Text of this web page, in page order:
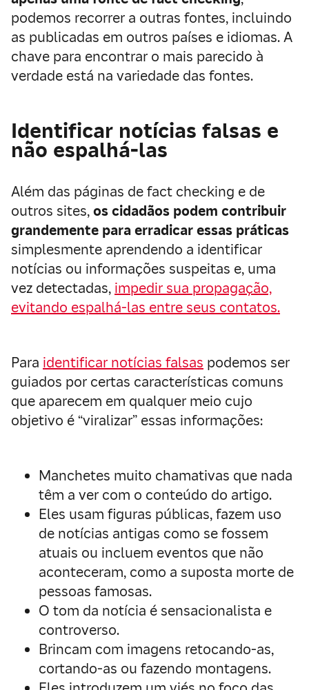
podemos recorrer a outras fontes, incluindo
as publicadas em outros países e idiomas. A
chave para encontrar o mais parecido à
verdade está na variedade das fontes.
Identificar notícias falsas e
não espalhá-las
Além das páginas de fact checking e de
outros sites,os cidadãos podem contribuir
grandemente para erradicar essas práticas
simplesmente aprendendo a identificar
notícias ou informações suspeitas e, uma
vez detectadas, impedir sua propagação,
evitando espalhá-las entre seus contatos.
Para identificar notícias falsas podemos ser
guiados por certas características comuns
que aparecem em qualquer meio cujo
objetivo é “viralizar” essas informações:
Manchetes muito chamativas que nada
têm a ver com o conteúdo do artigo.
Eles usam figuras públicas, fazem uso
de notícias antigas como se fossem
atuais ou incluem eventos que não
aconteceram, como a suposta morte de
pessoas famosas.
O tom da notícia é sensacionalista e
controverso.
Brincam com imagens retocando-as,
cortando-as ou fazendo montagens.